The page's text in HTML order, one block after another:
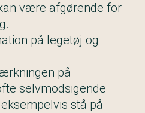
være afgørende for
på legetøj og
på
selvmodsigende
stå på